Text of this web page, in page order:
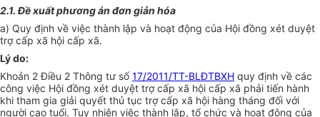
2.1. Đề xuất phương án đơn giản hóa
a) Quy định về việc thành lập và hoạt động của Hội đồng xét duyệt
trợ cấp xã hội cấp xã.
Lý do:
Khoản 2 Điều 2 Thông tư số17/2011/TT-BLĐTBXH quy định về các
công việc Hội đồng xét duyệt trợ cấp xã hội cấp xã phải tiến hành
khi tham gia giải quyết thủ tục trợ cấp xã hội hàng tháng đối với
người cao tuổi. Tuy nhiên việc thành lập, tổ chức và hoạt động của